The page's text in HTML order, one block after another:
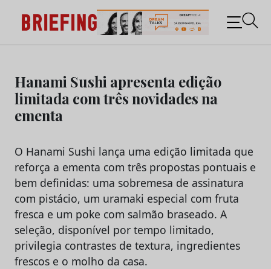
content
Briefing: Todas as notícias sobre os negócios do
Marketing e da Publicidade
Hanami Sushi apresenta edição
limitada com três novidades na
ementa
O Hanami Sushi lança uma edição limitada que
reforça a ementa com três propostas pontuais e
bem definidas: uma sobremesa de assinatura
com pistácio, um uramaki especial com fruta
fresca e um poke com salmão braseado. A
seleção, disponível por tempo limitado,
privilegia contrastes de textura, ingredientes
frescos e o molho da casa.